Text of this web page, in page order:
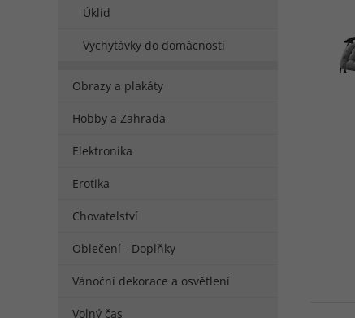
Úklid
Vychytávky do domácnosti
Obrazy a plakáty
Hobby a Zahrada
Elektronika
Erotika
Chovatelství
Oblečení - Doplňky
Vánoční dekorace a osvětlení
Volný čas